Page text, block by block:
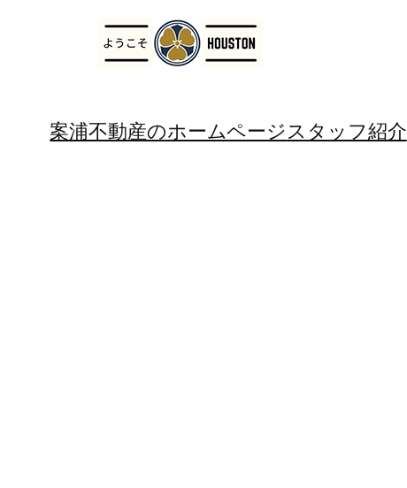
案浦不動産のホームページスタッフ紹介